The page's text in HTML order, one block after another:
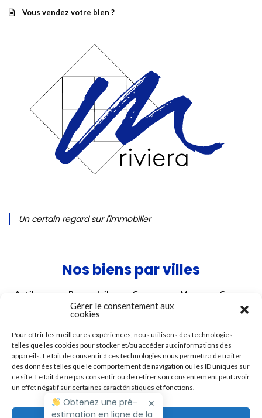
Gérer le consentement aux
cookies
Pour offrir les meilleures expériences, nous utilisons des technologies
telles que les cookies pour stocker et/ou accéder aux informations des
appareils. Le fait de consentir à ces technologies nous permettra de traiter
des données telles que le comportement de navigation ou les ID uniques sur
ce site. Le fait de ne pas consentir ou de retirer son consentement peut avoir
un effet négatif sur certaines caractéristiques et fonctions.
Vous vendez votre bien ?
Un certain regard sur l'immobilier
Nos biens par villes
Antibes Beausoleil Cagnes-sur-Mer
Cannes
La Colle sur Loup
Roquefort-les-Pins
Roubaix
Saint Paul de Vence
Saint-André
Saint-Laurent-du-Var
Tourrettes-sur-Loup
Vence
Villefranche-sur-Mer
Villeneuve Loubet
Obtenez une pré-
estimation en ligne de la
✕